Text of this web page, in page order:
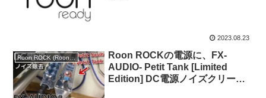
2023.08.23
Roon ROCK (Roon Optimized Core Kit)
Roon ROCKの電源に、FX-
AUDIO- Petit Tank [Limited
Edition] DC電源ノイズクリーナ